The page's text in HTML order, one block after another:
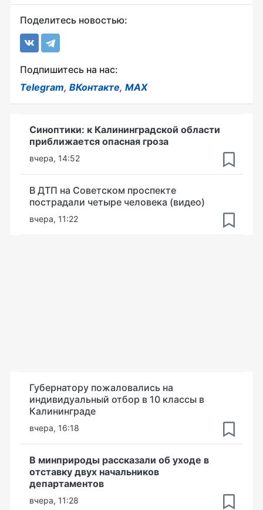
Поделитесь новостью:
Подпишитесь на нас:
Telegram, ВКонтакте, MAX
Синоптики: к Калининградской области
приближается опасная гроза
вчера, 14:52
В ДТП на Советском проспекте
пострадали четыре человека (видео)
вчера, 11:22
Губернатору пожаловались на
индивидуальный отбор в 10 классы в
Калининграде
вчера, 16:18
В минприроды рассказали об уходе в
отставку двух начальников
департаментов
вчера, 11:28